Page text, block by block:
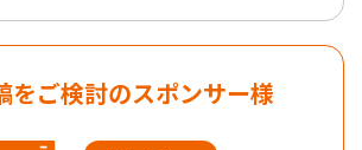
をご検討のスポンサー様